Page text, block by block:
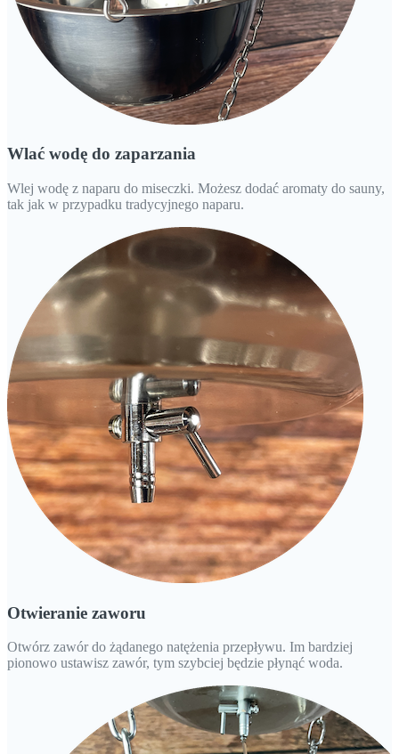
Wlać wodę do zaparzania
Wlej wodę z naparu do miseczki. Możesz dodać aromaty do sauny,
tak jak w przypadku tradycyjnego naparu.
Otwieranie zaworu
Otwórz zawór do żądanego natężenia przepływu. Im bardziej
pionowo ustawisz zawór, tym szybciej będzie płynąć woda.